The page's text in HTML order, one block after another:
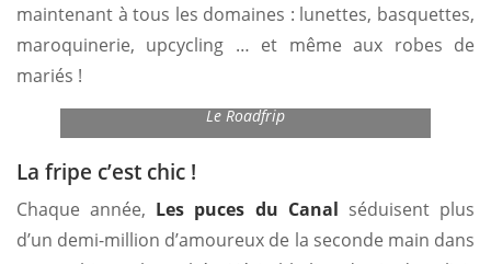
maintenant à tous les domaines : lunettes, basquettes,
maroquinerie, upcycling … et même aux robes de
mariés !
Le Roadfrip
La fripe c’est chic !
Chaque année, Les puces du Canal séduisent plus
d’un demi-million d’amoureux de la seconde main dans